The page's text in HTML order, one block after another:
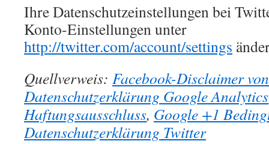
Ihre Datenschutzeinstellungen bei
Konto-Einstellungen unter
http://twitter.com/account/settings
Quellverweis: Facebook-Disclaimer
Datenschutzerklärung Google Analytics
Haftungsausschluss, Google +1
Datenschutzerklärung Twitter